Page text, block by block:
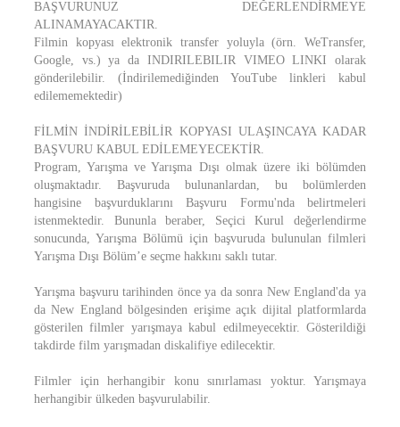
BAŞVURUNUZ DEĞERLENDİRMEYE
ALINAMAYACAKTIR.
Filmin kopyası elektronik transfer yoluyla (örn. WeTransfer,
Google, vs.) ya da INDIRILEBILIR VIMEO LINKI olarak
gönderilebilir. (İndirilemediğinden YouTube linkleri kabul
edilememektedir)
FİLMİN İNDİRİLEBİLİR KOPYASI ULAŞINCAYA KADAR
BAŞVURU KABUL EDİLEMEYECEKTİR.
Program, Yarışma ve Yarışma Dışı olmak üzere iki bölümden
oluşmaktadır. Başvuruda bulunanlardan, bu bolümlerden
hangisine başvurduklarını Başvuru Formu'nda belirtmeleri
istenmektedir. Bununla beraber, Seçici Kurul değerlendirme
sonucunda, Yarışma Bölümü için başvuruda bulunulan filmleri
Yarışma Dışı Bölüm’e seçme hakkını saklı tutar.
Yarışma başvuru tarihinden önce ya da sonra New England'da ya
da New England bölgesinden erişime açık dijital platformlarda
gösterilen filmler yarışmaya kabul edilmeyecektir. Gösterildiği
takdirde film yarışmadan diskalifiye edilecektir.
Filmler için herhangibir konu sınırlaması yoktur. Yarışmaya
herhangibir ülkeden başvurulabilir.